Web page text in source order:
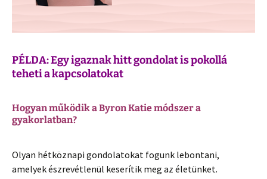
PÉLDA: Egy igaznak hitt gondolat is pokollá
teheti a kapcsolatokat
Hogyan működik a Byron Katie módszer a
gyakorlatban?
Olyan hétköznapi gondolatokat fogunk lebontani,
amelyek észrevétlenül keserítik meg az életünket.